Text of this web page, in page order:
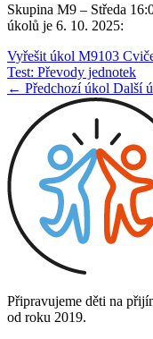
Skupina M9 – Středa
úkolů je 6. 10. 2025:
Vyřešit úkol M9103
Test: Převody jednotek
← Předchozí úkol Další
Připravujeme děti na
od roku 2019.